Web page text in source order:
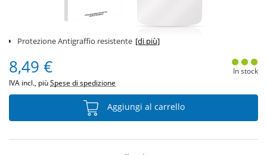
Protezione Antigraffio resistente [di più]
8,49 €
IVA incl., piùSpese di spedizione
In stock
Aggiungi al carrello